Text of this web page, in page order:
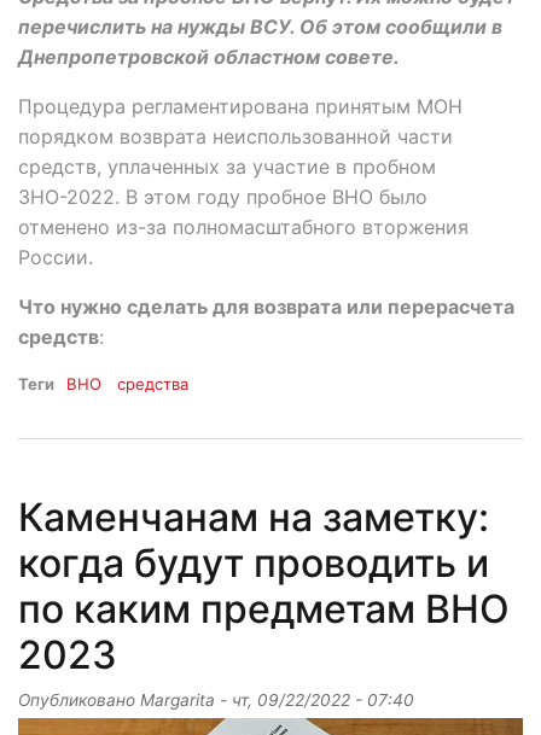
перечислить на нужды ВСУ. Об этом сообщили в
Днепропетровской областном совете.
Процедура регламентирована принятым МОН
порядком возврата неиспользованной части
средств, уплаченных за участие в пробном
ЗНО-2022. В этом году пробное ВНО было
отменено из-за полномасштабного вторжения
России.
Что нужно сделать для возврата или перерасчета
средств:
Теги ВНО средства
Каменчанам на заметку:
когда будут проводить и
по каким предметам ВНО
2023
Опубликовано Margarita - чт, 09/22/2022 - 07:40